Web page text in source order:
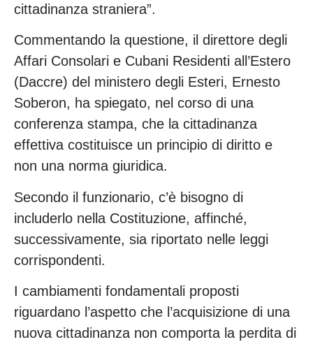
cittadinanza straniera”.
Commentando la questione, il direttore degli
Affari Consolari e Cubani Residenti all’Estero
(Daccre) del ministero degli Esteri, Ernesto
Soberon, ha spiegato, nel corso di una
conferenza stampa, che la cittadinanza
effettiva costituisce un principio di diritto e
non una norma giuridica.
Secondo il funzionario, c’è bisogno di
includerlo nella Costituzione, affinché,
successivamente, sia riportato nelle leggi
corrispondenti.
I cambiamenti fondamentali proposti
riguardano l’aspetto che l’acquisizione di una
nuova cittadinanza non comporta la perdita di